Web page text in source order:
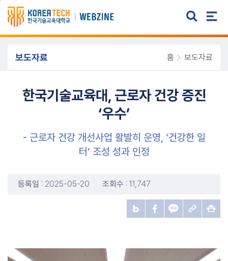
주메뉴 바로가기
본문 바로가기
보도자료 홈 보도자료
한국기술교육대, 근로자 건강 증진
‘우수’
- 근로자 건강 개선사업 활발히 운영, ‘건강한 일
터’ 조성 성과 인정
등록일 : 2025-05-20 조회수 : 11,747